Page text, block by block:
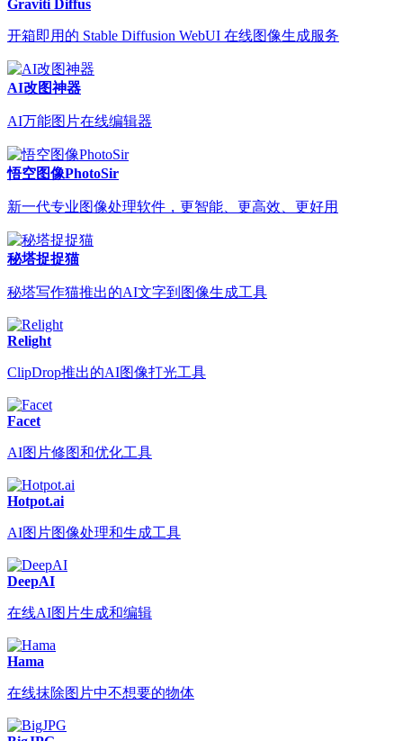
Graviti Diffus
开箱即用的 Stable Diffusion WebUI 在线图像生成服务
AI改图神器
AI万能图片在线编辑器
悟空图像PhotoSir
新一代专业图像处理软件，更智能、更高效、更好用
秘塔捉捉猫
秘塔写作猫推出的AI文字到图像生成工具
Relight
ClipDrop推出的AI图像打光工具
Facet
AI图片修图和优化工具
Hotpot.ai
AI图片图像处理和生成工具
DeepAI
在线AI图片生成和编辑
Hama
在线抹除图片中不想要的物体